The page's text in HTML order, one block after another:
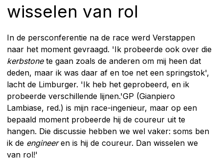
wisselen van rol
In de persconferentie na de race werd Verstappen
naar het moment gevraagd. 'Ik probeerde ook over die
kerbstonete gaan zoals de anderen om mij heen dat
deden, maar ik was daar af en toe net een springstok',
lacht de Limburger. 'Ik heb het geprobeerd, en ik
probeerde verschillende lijnen.'GP (Gianpiero
Lambiase, red.) is mijn race-ingenieur, maar op een
bepaald moment probeerde hij de coureur uit te
hangen. Die discussie hebben we wel vaker: soms ben
ik de engineeren is hij de coureur. Dan wisselen we
van rol!'